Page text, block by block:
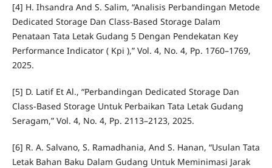
[4] H. Ihsandra And S. Salim, “Analisis Perbandingan Metode
Dedicated Storage Dan Class-Based Storage Dalam
Penataan Tata Letak Gudang 5 Dengan Pendekatan Key
Performance Indicator ( Kpi ),” Vol. 4, No. 4, Pp. 1760–1769,
2025.
[5] D. Latif Et Al., “Perbandingan Dedicated Storage Dan
Class-Based Storage Untuk Perbaikan Tata Letak Gudang
Seragam,” Vol. 4, No. 4, Pp. 2113–2123, 2025.
[6] R. A. Salvano, S. Ramadhania, And S. Hanan, “Usulan Tata
Letak Bahan Baku Dalam Gudang Untuk Meminimasi Jarak